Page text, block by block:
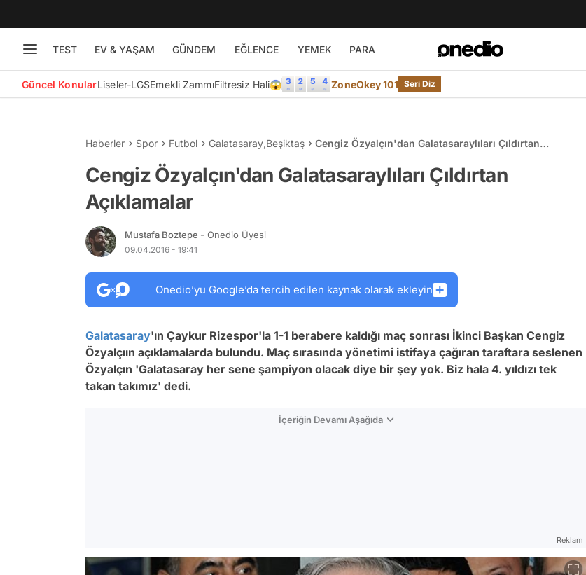
TEST EV & YAŞAM GÜNDEM EĞLENCE YEMEK PARA
Güncel KonularLiseler-LGSEmekli ZammıFiltresiz Hali😱 ZoneOkey 101 Seri Diz
Haberler Spor Futbol Galatasaray,Beşiktaş
Cengiz Özyalçın'dan Galatasaraylıları Çıldırtan
Cengiz Özyalçın'dan Galatasaraylıları Çıldırtan
Açıklamalar
Mustafa Boztepe - Onedio Üyesi
09.04.2016 - 19:41
Onedio’yu Google’da tercih edilen kaynak olarak ekleyin
Galatasaray'ın Çaykur Rizespor'la 1-1 berabere kaldığı maç sonrası İkinci Başkan Cengiz
Özyalçıın açıklamalarda bulundu. Maç sırasında yönetimi istifaya çağıran taraftara seslenen
Özyalçın 'Galatasaray her sene şampiyon olacak diye bir şey yok. Biz hala 4. yıldızı tek
takan takımız' dedi.
İçeriğin Devamı Aşağıda
Reklam